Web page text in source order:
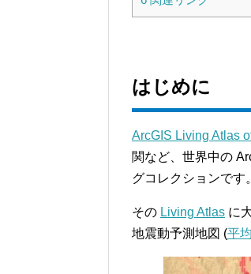
はじめに
ArcGIS Living Atlas
関など、世界中の
グコレクションです。
その Living Atlas に
地震動予測地図 (平